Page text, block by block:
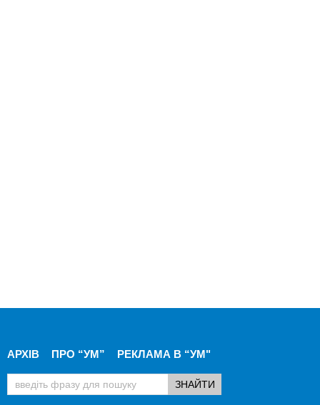
АРХІВ ПРО “УМ” РЕКЛАМА В “УМ"